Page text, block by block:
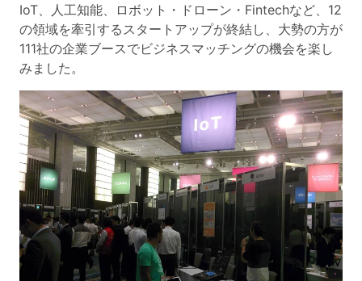
IoT、人工知能、ロボット・ドローン・Fintechなど、12
の領域を牽引するスタートアップが終結し、大勢の方が
111社の企業ブースでビジネスマッチングの機会を楽し
みました。